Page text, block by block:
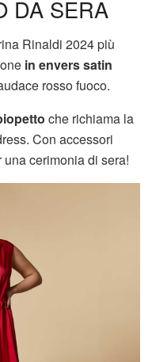
DA SERA
Rinaldi 2024 più
in envers satin
rosso fuoco.
che richiama la
Con accessori
cerimonia di sera!